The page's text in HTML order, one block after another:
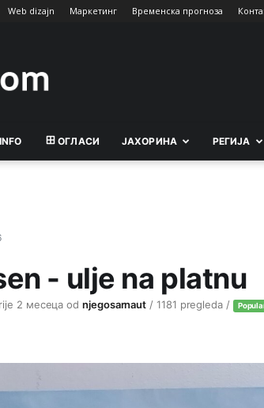
Web dizajn Маркетинг Временска прогноза
INFO ОГЛАСИ ЈАХОРИНА РEГИЈА
- ulje na platnu
2 месеца odnjegosarnaut / 1181 pregleda /